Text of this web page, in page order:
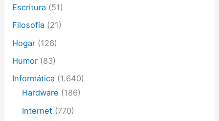
Escritura (51)
Filosofía (21)
Hogar (126)
Humor (83)
Informática (1.640)
Hardware (186)
Internet (770)